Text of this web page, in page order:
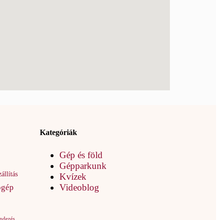
Kategóriák
Gép és föld
Gépparkunk
Kvízek
Videoblog